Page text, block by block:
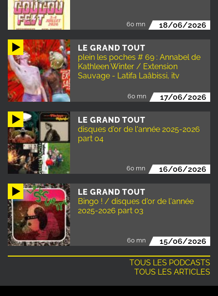
60 mn 18/06/2026
LE GRAND TOUT
plein les poches # 69 : Annabel de
Kathleen Winter / Extension
Sauvage - Latifa Laâbissi, itv
60 mn 17/06/2026
LE GRAND TOUT
disques d'or de l'année 2025-2026
part 04
60 mn 16/06/2026
LE GRAND TOUT
Bingo ! / disques d'or de l'année
2025-2026 part 03
60 mn 15/06/2026
TOUS LES PODCASTS
TOUS LES ARTICLES